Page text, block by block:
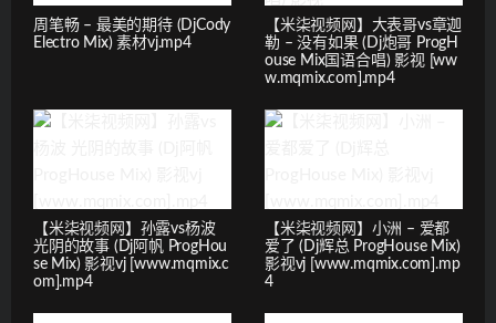
周笔畅 – 最美的期待 (DjCody
Electro Mix) 素材vj.mp4
【米柒视频网】大表哥vs章迦
勒 – 没有如果 (Dj炮哥 ProgH
ouse Mix国语合唱) 影视 [ww
w.mqmix.com].mp4
【米柒视频网】孙露vs杨波
光阴的故事 (Dj阿帆 ProgHou
se Mix) 影视vj [www.mqmix.c
om].mp4
【米柒视频网】小洲 – 爱都
爱了 (Dj辉总 ProgHouse Mix)
影视vj [www.mqmix.com].mp
4